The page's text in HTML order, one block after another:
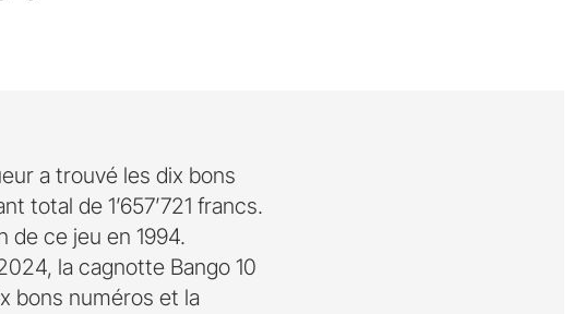
a trouvé les dix bons
total de 1’657’721 francs.
de ce jeu en 1994.
la cagnotte Bango 10
bons numéros et la